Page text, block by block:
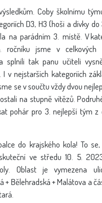
Coby školnímu
D3, H3 (hoši a dívky
na parádním 3. místě. V
ročníku jsme v celkových
splnili tak panu učiteli
I v nejstarších kategoriích
se v součtu vždy dvou
na stupně vítězů.
pohár pro 3. nejlepší tým z
do krajského kola! To
ve středu 10. 5.
Oblast je vymezena
+ Bělehradská + Malátova a